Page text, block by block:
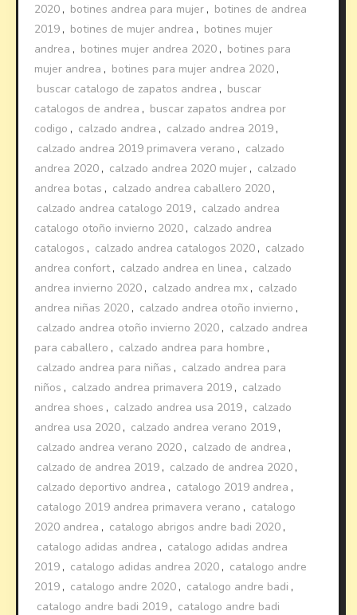
2020 , botines andrea para mujer , botines de andrea
2019 , botines de mujer andrea , botines mujer
andrea , botines mujer andrea 2020 , botines para
mujer andrea , botines para mujer andrea 2020 ,
buscar catalogo de zapatos andrea , buscar
catalogos de andrea , buscar zapatos andrea por
codigo , calzado andrea , calzado andrea 2019 ,
calzado andrea 2019 primavera verano , calzado
andrea 2020 , calzado andrea 2020 mujer , calzado
andrea botas , calzado andrea caballero 2020 ,
calzado andrea catalogo 2019 , calzado andrea
catalogo otoño invierno 2020 , calzado andrea
catalogos , calzado andrea catalogos 2020 , calzado
andrea confort, calzado andrea en linea , calzado
andrea invierno 2020 , calzado andrea mx , calzado
andrea niñas 2020 , calzado andrea otoño invierno ,
calzado andrea otoño invierno 2020 , calzado andrea
para caballero , calzado andrea para hombre ,
calzado andrea para niñas , calzado andrea para
niños , calzado andrea primavera 2019 , calzado
andrea shoes , calzado andrea usa 2019 , calzado
andrea usa 2020 , calzado andrea verano 2019 ,
calzado andrea verano 2020 , calzado de andrea ,
calzado de andrea 2019 , calzado de andrea 2020 ,
calzado deportivo andrea , catalogo 2019 andrea ,
catalogo 2019 andrea primavera verano , catalogo
2020 andrea , catalogo abrigos andre badi 2020 ,
catalogo adidas andrea , catalogo adidas andrea
2019 , catalogo adidas andrea 2020 , catalogo andre
2019 , catalogo andre 2020 , catalogo andre badi ,
catalogo andre badi 2019 , catalogo andre badi